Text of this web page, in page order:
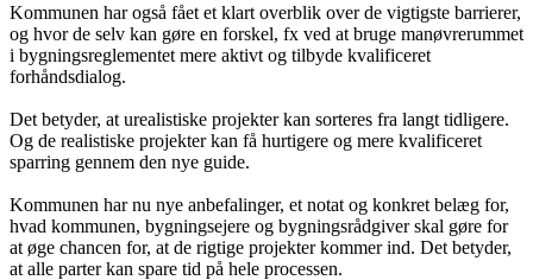
Kommunen har også fået et klart overblik over de vigtigste barrierer,
og hvor de selv kan gøre en forskel, fx ved at bruge manøvrerummet
i bygningsreglementet mere aktivt og tilbyde kvalificeret
forhåndsdialog.
Det betyder, at urealistiske projekter kan sorteres fra langt tidligere.
Og de realistiske projekter kan få hurtigere og mere kvalificeret
sparring gennem den nye guide.
Kommunen har nu nye anbefalinger, et notat og konkret belæg for,
hvad kommunen, bygningsejere og bygningsrådgiver skal gøre for
at øge chancen for, at de rigtige projekter kommer ind. Det betyder,
at alle parter kan spare tid på hele processen.